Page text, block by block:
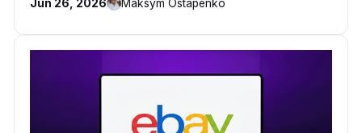
Jun 26, 2026 Maksym Ostapenko